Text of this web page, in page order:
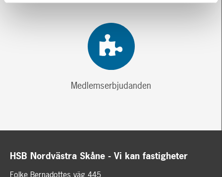
Medlemserbjudanden
HSB Nordvästra Skåne - Vi kan fastigheter
Folke Bernadottes väg 445